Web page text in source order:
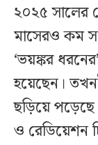
২০২৫ সালের
মাসেরও কম
‘ভয়ঙ্কর
হয়েছেন।
ছড়িয়ে
ও রেডিয়েশন